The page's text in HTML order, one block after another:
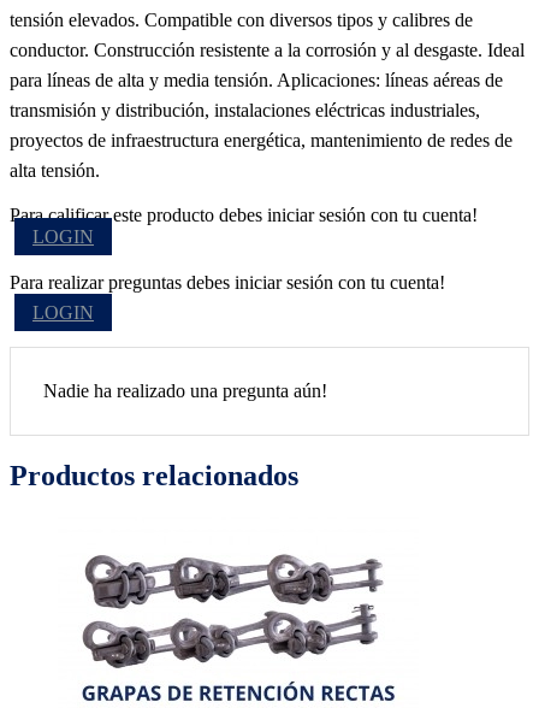
tensión elevados. Compatible con diversos tipos y calibres de
conductor. Construcción resistente a la corrosión y al desgaste. Ideal
para líneas de alta y media tensión. Aplicaciones: líneas aéreas de
transmisión y distribución, instalaciones eléctricas industriales,
proyectos de infraestructura energética, mantenimiento de redes de
alta tensión.
Para calificar este producto debes iniciar sesión con tu cuenta!
LOGIN
Para realizar preguntas debes iniciar sesión con tu cuenta!
LOGIN
Nadie ha realizado una pregunta aún!
Productos relacionados